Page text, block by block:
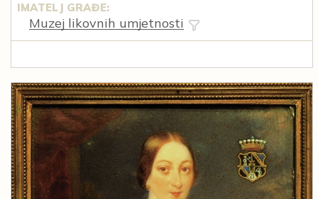
IMATELJ GRAĐE:
Muzej likovnih umjetnosti